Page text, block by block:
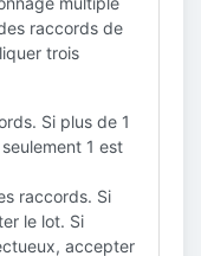
raccords de
trois
Si plus de 1
1 est
raccords. Si
le lot. Si
accepter